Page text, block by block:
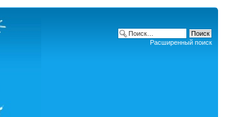
Расширенный поиск